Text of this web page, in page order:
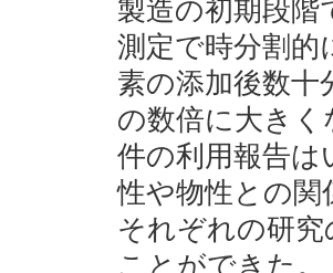
製造の初期段階
測定で時分割的
素の添加後数十
の数倍に大き
件の利用報告は
性や物性との関
それぞれの研
ことができた。